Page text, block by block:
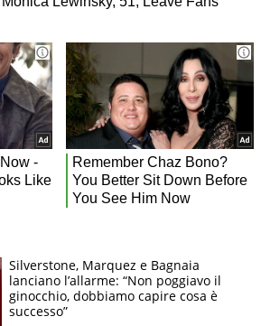
Silverstone, Marquez e Bagnaia
lanciano l’allarme: “Non poggiavo il
ginocchio, dobbiamo capire cosa è
successo”